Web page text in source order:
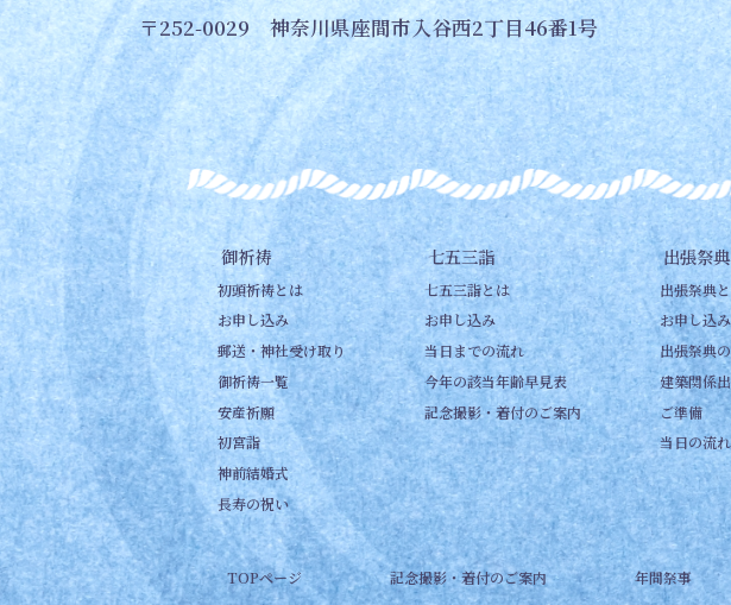
〒252-0029 神奈川県座間市入谷西2丁目46番1号
御祈祷
初頭祈祷とは
お申し込み
郵送・神社受け取り
御祈祷一覧
安産祈願
初宮詣
神前結婚式
長寿の祝い
七五三詣
七五三詣とは
お申し込み
当日までの流れ
今年の該当年齢早見表
記念撮影・着付のご案内
出張祭典
出張祭典
お申し込み
出張祭典
建築関係
ご準備
当日の流れ
TOPページ 記念撮影・着付のご案内 年間祭事